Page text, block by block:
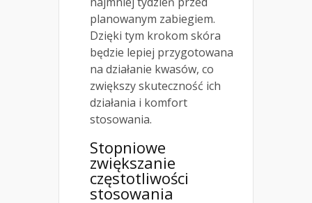
planowanym zabiegiem.
Dzięki tym krokom skóra
będzie lepiej przygotowana
na działanie kwasów, co
zwiększy skuteczność ich
działania i komfort
stosowania.
Stopniowe
zwiększanie
częstotliwości
stosowania